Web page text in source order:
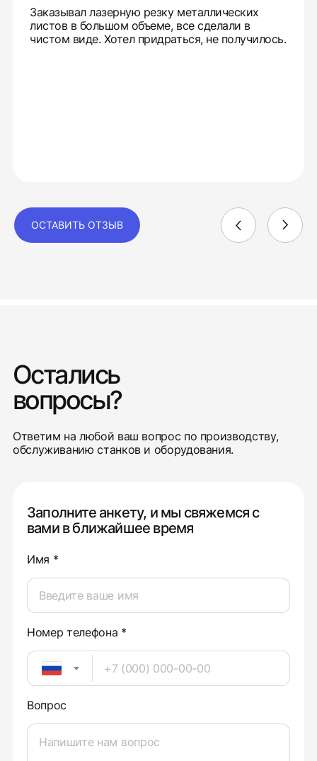
Заказывал лазерную резку металлических
листов в большом объеме, все сделали в
чистом виде. Хотел придраться, не получилось.
ОСТАВИТЬ ОТЗЫВ
Остались
вопросы?
Ответим на любой ваш вопрос по производству,
обслуживанию станков и оборудования.
Заполните анкету, и мы свяжемся с
вами в ближайшее время
Имя *
Номер телефона *
Вопрос